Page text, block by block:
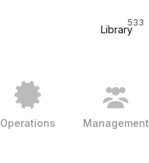
Library
533
Operations Management